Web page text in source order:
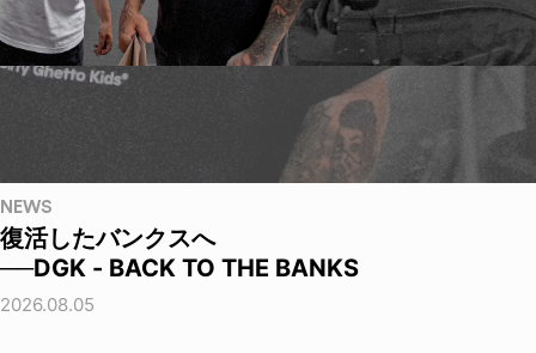
NEWS
復活したバンクスへ
──DGK - BACK TO THE BANKS
2026.08.05